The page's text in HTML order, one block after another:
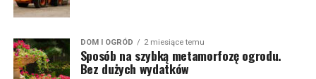
DOM I OGRÓD 2 miesiące temu
Sposób na szybką metamorfozę ogrodu.
Bez dużych wydatków